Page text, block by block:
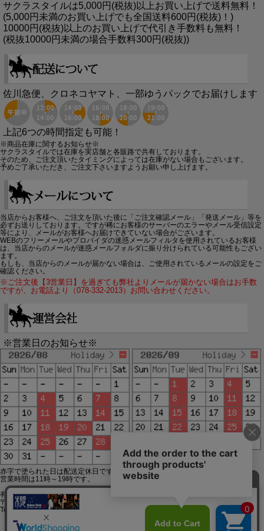
サクラスタイルは5,000円(税抜)以上お買い上げで送料無料！
(5,000円未満のお買い上げでも全国送料600円(税抜)！)
10000円(税抜)以上のお買い上げで代引き手数料も無料！
(税抜10000円未満の場合手数料300円(税抜))
佐川急便、クロネコヤマト、一部ゆうパックでお届けします
上記6つの時間指定も可能！
※商品在庫に関するお知らせ※
サクラスタイルでは在庫を実店舗と各販路で共有しております。
そのため、ご注文頂いたタイミングによっては在庫がない場合もございます。
予めご了承いただき、ご注文下さいますようお願い申し上げます。
当店からお客様へ、ご注文を頂いた後に「ご注文確認メール」「発送メール」等を
必ずお送りしております。ですが稀にお客様のサーバーのエラーやメール受信設定
等により、メールがお客様へお届けできていない場合がございます。
WEBのフリーメールやプロバイダの迷惑メールフィルタを使用されているお客様
は、当店からのメールが迷惑メールフォルダに振り分けられている可能性もござい
ます。
もしも、当店からのメールが届かない場合は、ご使用されているメールの設定をご
確認ください。
※ご注文後【3営業日】を過ぎても弊社よりメールが届かない場合はお手数
ですが、お電話より（078-332-2013）お問い合わせください。
※営業日のお知らせ※
赤字で塗られた日は配送定休日です。
営業時間は11時～19時です。
有限会社ジップジップ SakuraStyle通販事業部
〒650-0021 神戸市中央区三宮町3-9-19イトウビル1,4F
Tel:078-332-2013 FAX:078-333-6644